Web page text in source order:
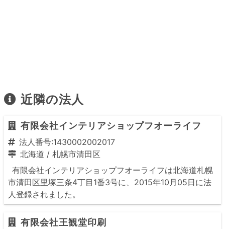
近隣の法人
有限会社インテリアショップフオーライフ
法人番号:1430002002017
北海道 / 札幌市清田区
有限会社インテリアショップフオーライフは北海道札幌
市清田区里塚三条4丁目1番3号に、2015年10月05日に法
人登録されました。
有限会社王観堂印刷